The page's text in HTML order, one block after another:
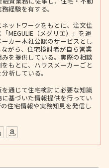
経験を有する。
ットワークをもとに、注文住
MEGULIE（メグリエ）」を運
カー本社公認のサービスとし
がら、住宅検討者が自ら営業
を提供している。実際の相談
もとに、ハウスメーカーごと
析している。
通じて住宅検討に必要な知識
基づいた情報提供を行ってい
住宅情報や実務知見を発信し